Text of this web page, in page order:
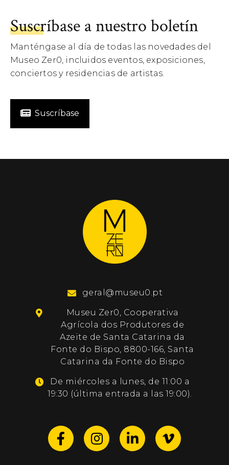
Suscríbase a nuestro boletín
Manténgase al día de todas las novedades del
Museo Zer0, incluidos eventos, exposiciones,
conciertos y residencias de artistas.
Suscríbase
geral@museu0.pt
Museu Zer0, Cooperativa
Agrícola dos Produtores de
Azeite de Santa Catarina da
Fonte do Bispo, 8800-166, Santa
Catarina da Fonte do Bispo
De miércoles a lunes, de 11:00 a
19:30 (última entrada a las 19:00).